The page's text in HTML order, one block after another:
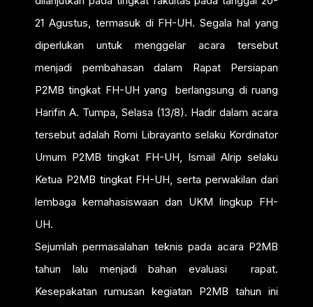
21 Agustus, termasuk di FH-UH. Segala hal yang
diperlukan untuk menggelar acara tersebut
menjadi pembahasan dalam Rapat Persiapan
P2MB tingkat FH-UH yang berlangsung di ruang
Harifin A. Tumpa, Selasa (13/8). Hadir dalam acara
tersebut adalah Romi Librayanto selaku Kordinator
Umum P2MB tingkat FH-UH, Ismail Alrip selaku
Ketua P2MB tingkat FH-UH, serta perwakilan dari
lembaga kemahasiswaan dan UKM lingkup FH-
UH.
Sejumlah permasalahan teknis pada acara P2MB
tahun lalu menjadi bahan evaluasi rapat.
Kesepakatan rumusan kegiatan P2MB tahun ini